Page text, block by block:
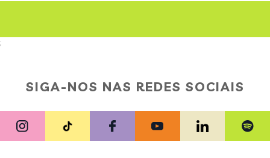
;
SIGA-NOS NAS REDES SOCIAIS